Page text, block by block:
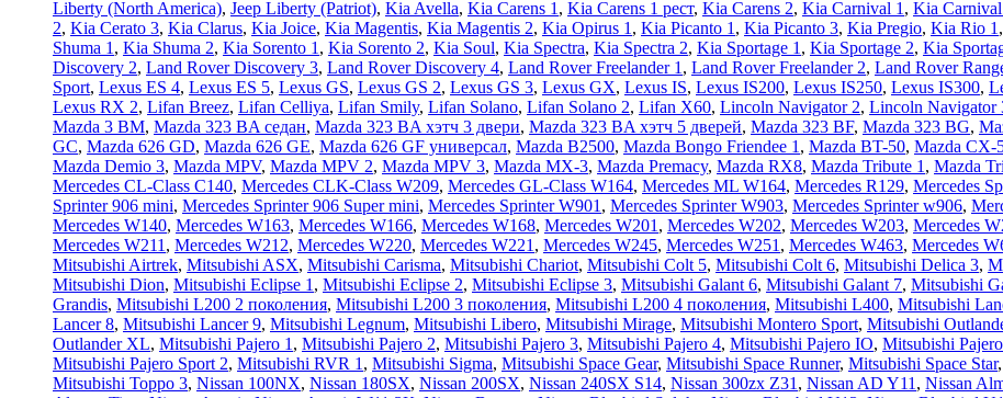
Liberty (North America), Jeep Liberty (Patriot), Kia Avella, Kia Carens 1 , Kia Carens 1 рест, Kia Carens 2, Kia Carnival 1 , Kia
2, Kia Cerato 3, Kia Clarus, Kia Joice, Kia Magentis, Kia Magentis 2, Kia Opirus 1 , Kia Picanto 1 , Kia Picanto 3, Kia Pregio, Kia Rio 1 ,
Shuma 1 , Kia Shuma 2, Kia Sorento 1 , Kia Sorento 2, Kia Soul, Kia Spectra, Kia Spectra 2, Kia Sportage 1 , Kia Sportage 2, Kia
Discovery 2, Land Rover Discovery 3, Land Rover Discovery 4, Land Rover Freelander 1 , Land Rover Freelander 2, Land Rover
Sport, Lexus ES 4, Lexus ES 5, Lexus GS, Lexus GS 2, Lexus GS 3, Lexus GX, Lexus IS, Lexus IS200, Lexus IS250, Lexus IS300,
Lexus RX 2, Lifan Breez, Lifan Celliya, Lifan Smily, Lifan Solano, Lifan Solano 2, Lifan X60, Lincoln Navigator 2, Lincoln Navigator
Mazda 3 BM, Mazda 323 BA седан, Mazda 323 BA хэтч 3 двери, Mazda 323 BA хэтч 5 дверей, Mazda 323 BF, Mazda 323 BG,
GC, Mazda 626 GD, Mazda 626 GE, Mazda 626 GF универсал, Mazda B2500, Mazda Bongo Friendee 1 , Mazda BT-50, Mazda CX-
Mazda Demio 3, Mazda MPV, Mazda MPV 2, Mazda MPV 3, Mazda MX-3, Mazda Premacy, Mazda RX8, Mazda Tribute 1 , Mazda
Mercedes CL-Class C140, Mercedes CLK-Class W209, Mercedes GL-Class W164, Mercedes ML W164, Mercedes R129, Mercedes
Sprinter 906 mini, Mercedes Sprinter 906 Super mini, Mercedes Sprinter W901 , Mercedes Sprinter W903, Mercedes Sprinter w906,
Mercedes W140, Mercedes W163, Mercedes W166, Mercedes W168, Mercedes W201 , Mercedes W202, Mercedes W203, Mercedes
Mercedes W211 , Mercedes W212, Mercedes W220, Mercedes W221 , Mercedes W245, Mercedes W251 , Mercedes W463, Mercedes
Mitsubishi Airtrek, Mitsubishi ASX, Mitsubishi Carisma, Mitsubishi Chariot, Mitsubishi Colt 5, Mitsubishi Colt 6, Mitsubishi Delica 3,
Mitsubishi Dion, Mitsubishi Eclipse 1 , Mitsubishi Eclipse 2, Mitsubishi Eclipse 3, Mitsubishi Galant 6, Mitsubishi Galant 7, Mitsubishi
Grandis, Mitsubishi L200 2 поколения, Mitsubishi L200 3 поколения, Mitsubishi L200 4 поколения, Mitsubishi L400, Mitsubishi
Lancer 8, Mitsubishi Lancer 9, Mitsubishi Legnum, Mitsubishi Libero, Mitsubishi Mirage, Mitsubishi Montero Sport, Mitsubishi
Outlander XL, Mitsubishi Pajero 1 , Mitsubishi Pajero 2, Mitsubishi Pajero 3, Mitsubishi Pajero 4, Mitsubishi Pajero IO, Mitsubishi
Mitsubishi Pajero Sport 2, Mitsubishi RVR 1 , Mitsubishi Sigma, Mitsubishi Space Gear, Mitsubishi Space Runner, Mitsubishi Space Star,
Mitsubishi Toppo 3, Nissan 100NX, Nissan 180SX, Nissan 200SX, Nissan 240SX S14, Nissan 300zx Z31 , Nissan AD Y11 , Nissan